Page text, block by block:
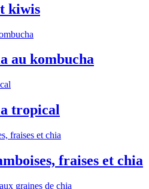
kiwis
au kombucha
tropical
fraises et chia